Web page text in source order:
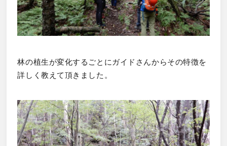
林の植生が変化するごとにガイドさんからその特徴を
詳しく教えて頂きました。